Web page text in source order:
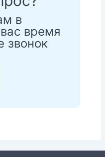
в
время
звонок